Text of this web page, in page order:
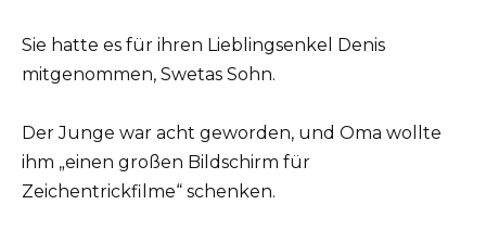
Sie hatte es für ihren Lieblingsenkel Denis
mitgenommen, Swetas Sohn.
Der Junge war acht geworden, und Oma wollte
ihm „einen großen Bildschirm für
Zeichentrickfilme“ schenken.